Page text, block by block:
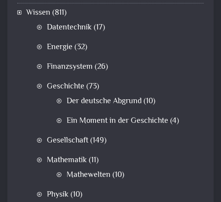
Wissen (811)
Datentechnik(17)
Energie (32)
Finanzsystem (26)
Geschichte (73)
Der deutsche Abgrund(10)
Ein Moment in der Geschichte (4)
Gesellschaft(149)
Mathematik(11)
Mathewelten (10)
Physik(10)